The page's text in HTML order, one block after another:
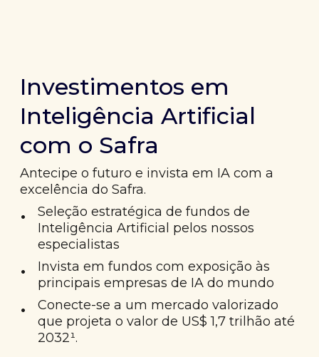
Investimentos em
Inteligência Artificial
com o Safra
Antecipe o futuro e invista em IA com a
excelência do Safra.
•
Seleção estratégica de fundos de
Inteligência Artificial pelos nossos
especialistas
•
Invista em fundos com exposição às
principais empresas de IA do mundo
•
Conecte-se a um mercado valorizado
que projeta o valor de US$ 1,7 trilhão até
2032¹.